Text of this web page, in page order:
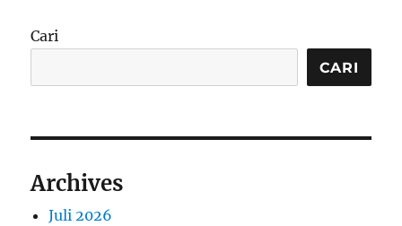
Cari
CARI
Archives
Juli 2026